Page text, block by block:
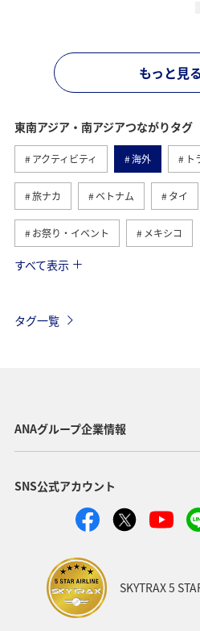
もっと見る
東南アジア・南アジアつながりタグ
アクティビティ 海外 ト
旅ナカ ベトナム タイ
お祭り・イベント メキシコ
フィリピン
ハノイ スウェーデン ク
ホーチミン
自然・植物 趣味 オセア
クリスマス
すべて表示
タグ一覧
ANAグループ企業情報
SNS公式アカウント
SKYTRAX 5